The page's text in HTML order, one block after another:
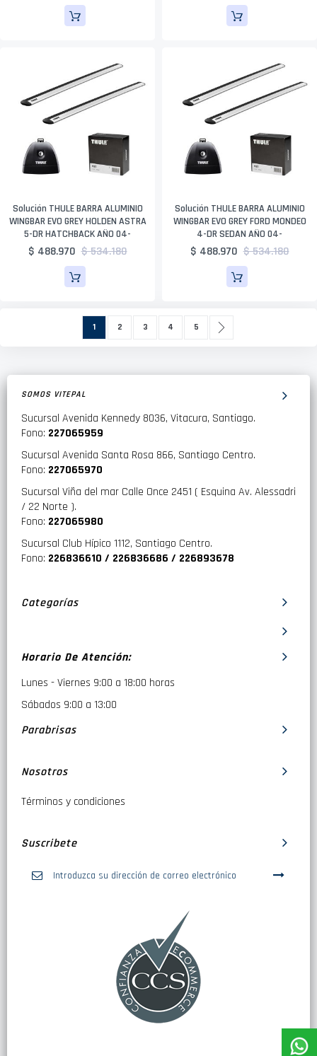
Solución THULE BARRA ALUMINIO
WINGBAR EVO GREY HOLDEN ASTRA
5-DR HATCHBACK AÑO 04-
$ 488.970 $ 534.180
Solución THULE BARRA ALUMINIO
WINGBAR EVO GREY FORD MONDEO
4-DR SEDAN AÑO 04-
$ 488.970 $ 534.180
Actualmente estás leyendo página
1 Página
2 Página
3 Página
4 Página
5
SOMOS VITEPAL
Sucursal Avenida Kennedy 8036, Vitacura, Santiago.
Fono: 227065959
Sucursal Avenida Santa Rosa 866, Santiago Centro.
Fono: 227065970
Sucursal Viña del mar Calle Once 2451 ( Esquina Av. Alessadri
/ 22 Norte ).
Fono: 227065980
Sucursal Club Hípico 1112, Santiago Centro.
Fono: 226836610 / 226836686 / 226893678
Categorías
Horario De Atención:
Lunes - Viernes 9:00 a 18:00 horas
Sábados 9:00 a 13:00
Parabrisas
Nosotros
Términos y condiciones
Suscribete